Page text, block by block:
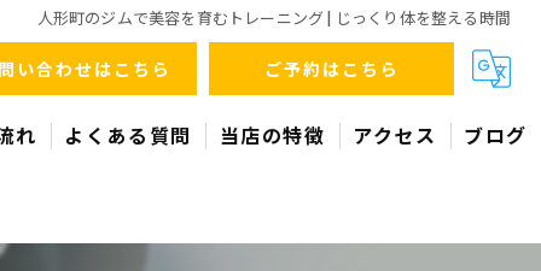
人形町のジムで美容を育むトレーニング | じっくり体を整える時間
い合わせはこちら ご予約はこちら
れ よくある質問 当店の特徴 アクセス ブログ